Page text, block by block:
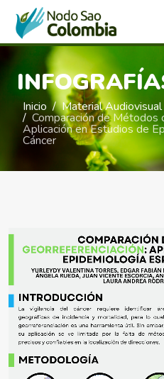
Inicio Material Audiovisual
Comparación de Métodos
Aplicación en Estudios de
Cáncer